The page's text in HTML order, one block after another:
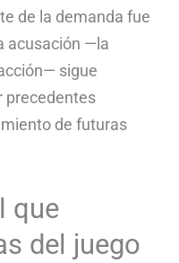
de la demanda fue
acusación —la
sigue
precedentes
de futuras
que
del juego